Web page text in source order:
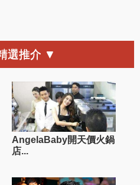
選推介 ▼
AngelaBaby開天價火鍋
店...